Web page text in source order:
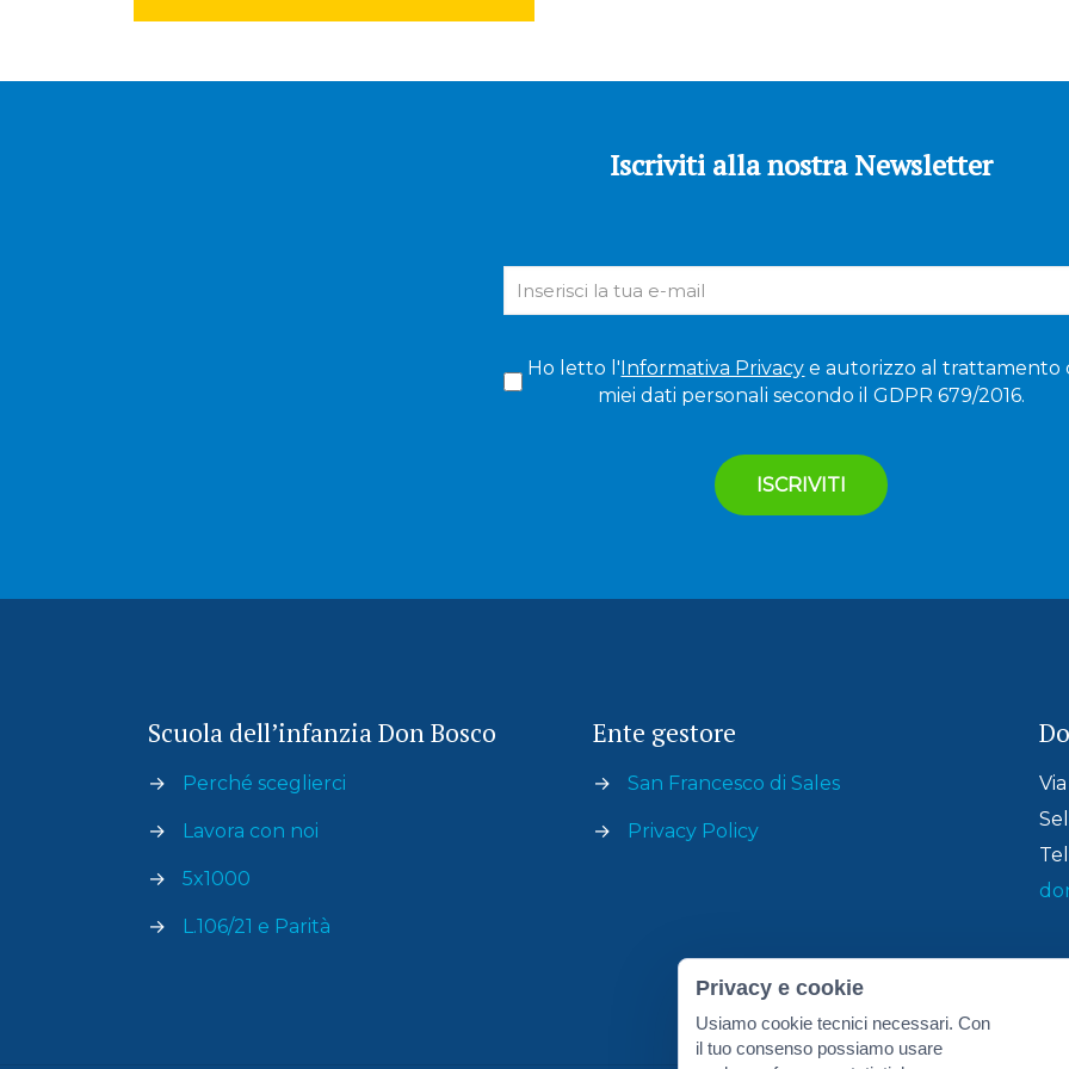
Iscriviti alla nostra Newsletter
Ho letto l'Informativa Privacy e autorizzo al trattamento
miei dati personali secondo il GDPR 679/2016.
Scuola dell’infanzia Don Bosco
→ Perché sceglierci
→ Lavora con noi
→ 5x1000
→ L.106/21 e Parità
Ente gestore
→ San Francesco di Sales
→ Privacy Policy
Privacy e cookie
Usiamo cookie tecnici necessari. Con
il tuo consenso possiamo usare